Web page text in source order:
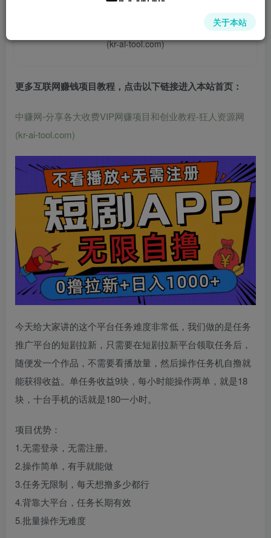
中赚网 - 分享各大收费VIP网赚项目和创业教程 - 狂人资源
(kr-ai-tool.com)
更多互联网赚钱项目教程，点击以下链接进入本站首页 ：
中赚网-分享各大收费VIP网赚项目和创业教程-狂人资源网
(kr-ai-tool.com)
今天给大家讲的这个平台任务难度非常低，我们做的是任务
推广平台的短剧拉新，只需要在短剧拉新平台领取任务后，
随便发一个作品，不需要看播放量，然后操作任务机自撸就
能获得收益。单任务收益9块，每小时能操作两单，就是18
块，十台手机的话就是180一小时。
项目优势：
1.无需登录，无需注册。
2.操作简单，有手就能做
3.任务无限制，每天想撸多少都行
4.背靠大平台，任务长期有效
5.批量操作无难度
关于本站